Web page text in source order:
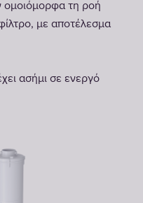
ομοιόμορφα τη ροή
με αποτέλεσμα
ασήμι σε ενεργό